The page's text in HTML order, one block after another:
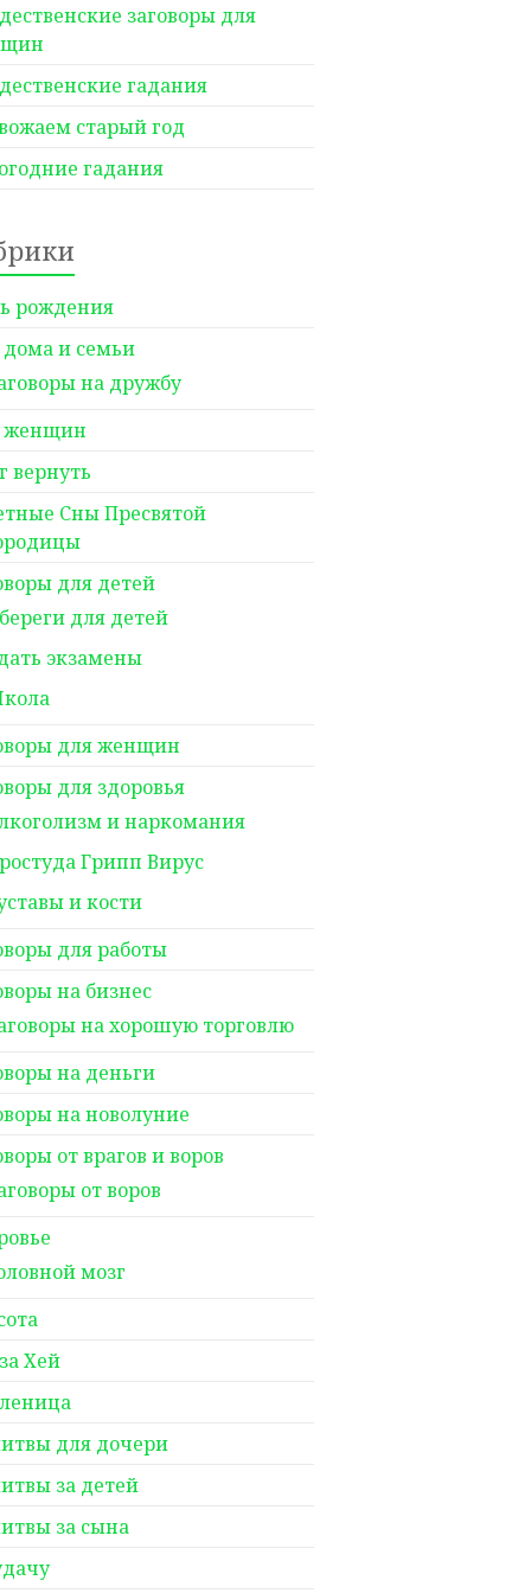
заговоры для
гадания
старый год
гадания
рождения
и семьи
на дружбу
женщин
вернуть
Сны Пресвятой
для детей
для детей
экзамены
для женщин
для здоровья
и наркомания
Грипп Вирус
и кости
для работы
на бизнес
на хорошую торговлю
на деньги
на новолуние
от врагов и воров
от воров
мозг
Хей
для дочери
за детей
за сына